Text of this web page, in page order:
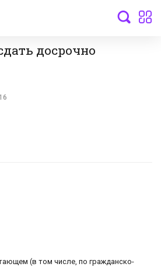
досрочно
(в том числе, по гражданско-